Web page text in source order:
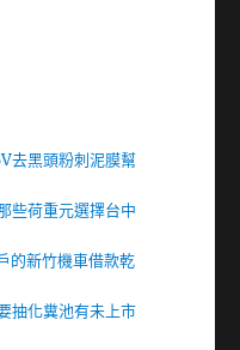
去黑頭粉刺泥膜幫
些荷重元選擇台中
的新竹機車借款乾
抽化糞池有未上市